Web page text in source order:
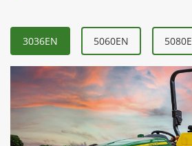
3036EN 5060EN 5080E